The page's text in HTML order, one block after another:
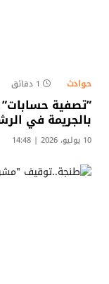
حوادث 1 دقائق
​”تصفية
بالجريمة في
10 يوليو، 2026 | 14:48